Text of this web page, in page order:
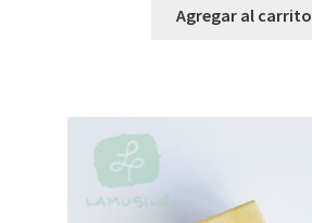
Agregar al carrito